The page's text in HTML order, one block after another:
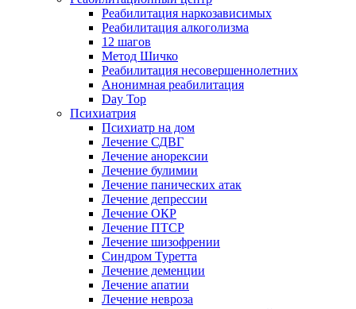
Реабилитация наркозависимых
Реабилитация алкоголизма
12 шагов
Метод Шичко
Реабилитация несовершеннолетних
Анонимная реабилитация
Day Top
Психиатрия
Психиатр на дом
Лечение СДВГ
Лечение анорексии
Лечение булимии
Лечение панических атак
Лечение депрессии
Лечение ОКР
Лечение ПТСР
Лечение шизофрении
Синдром Туретта
Лечение деменции
Лечение апатии
Лечение невроза